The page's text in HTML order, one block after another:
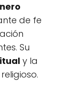
de fe
Su
y la